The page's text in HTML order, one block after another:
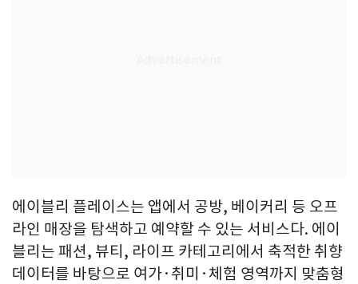
에이블리 플레이스는 앱에서 공방, 베이커리 등 오프
라인 매장을 탐색하고 예약할 수 있는 서비스다. 에이
블리는 패션, 뷰티, 라이프 카테고리에서 축적한 취향
데이터를 바탕으로 여가·취미·체험 영역까지 맞춤형